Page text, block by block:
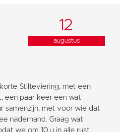
12
augustus
Stilteviering, met een
een paar keer een wat
samenzijn, met voor wie dat
naderhand. Graag wat
we om 10 u in alle rust